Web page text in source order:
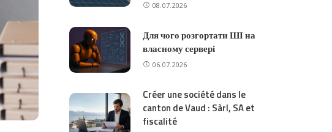
08.07.2026
Для чого розгортати ШІ на
власному сервері
06.07.2026
Créer une société dans le
canton de Vaud : Sàrl, SA et
fiscalité